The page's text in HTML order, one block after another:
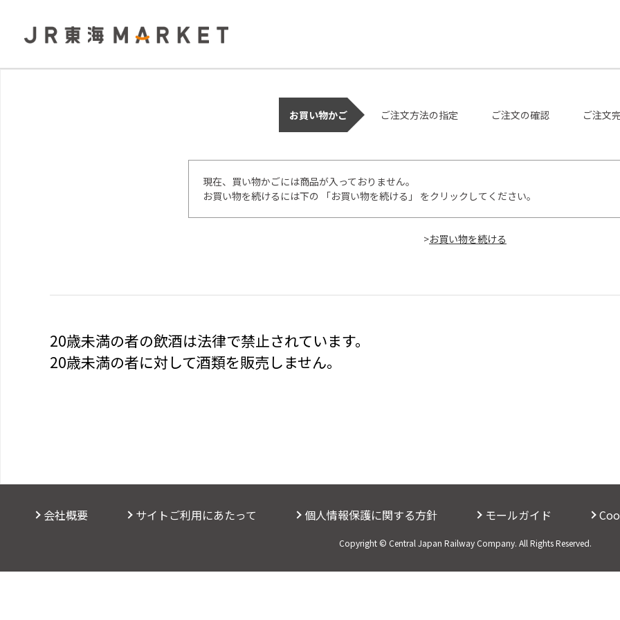
お買い物かご ご注文方法の指定 ご注文の確認 ご注文
現在、買い物かごには商品が入っておりません。
お買い物を続けるには下の 「お買い物を続ける」 をクリックしてください。
>
20歳未満の者の飲酒は法律で禁止されています。
20歳未満の者に対して酒類を販売しません。
会社概要 サイトご利用にあたって 個人情報保護に関する方針 モールガイド
Copyright © Central Japan Railway Company. All Rights Reserved.